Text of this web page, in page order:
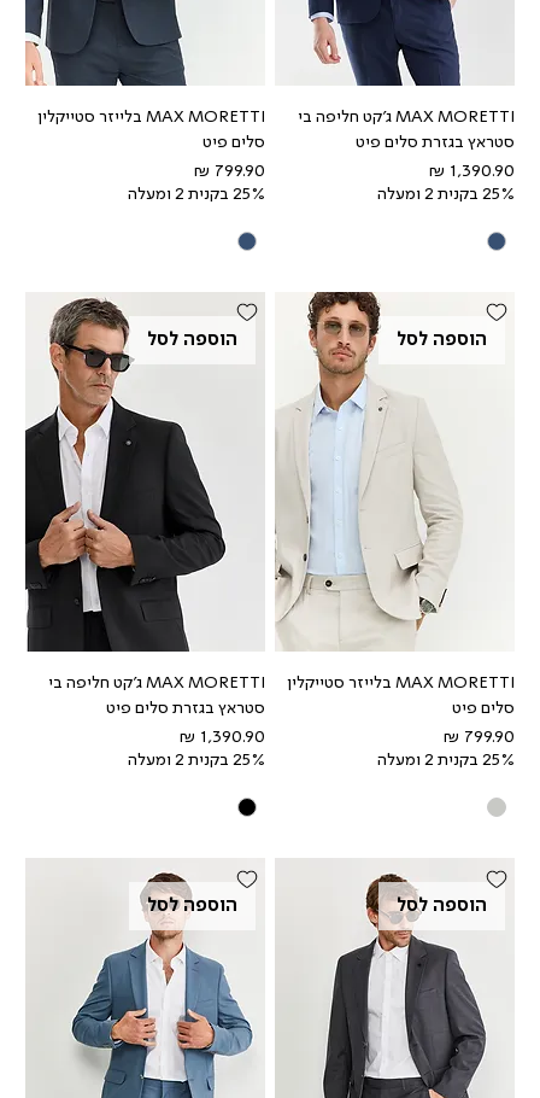
MAX MORETTI ג'קט חליפה בי
סטראץ בגזרת סלים פיט
מחיר
25% בקנית 2 ומעלה
MAX MORETTI בלייזר סטייקלין
סלים פיט
מחיר
25% בקנית 2 ומעלה
הוספה לסל
MAX MORETTI בלייזר סטייקלין
סלים פיט
מחיר
25% בקנית 2 ומעלה
הוספה לסל
MAX MORETTI ג'קט חליפה בי
סטראץ בגזרת סלים פיט
מחיר
25% בקנית 2 ומעלה
הוספה לסל הוספה לסל